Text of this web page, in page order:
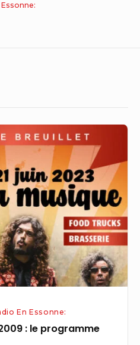
En Essonne:
: le programme